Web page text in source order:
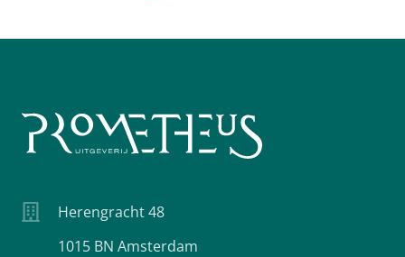
Herengracht 48
1015 BN Amsterdam